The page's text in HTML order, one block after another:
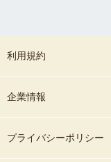
利用規約
企業情報
プライバシーポリシー